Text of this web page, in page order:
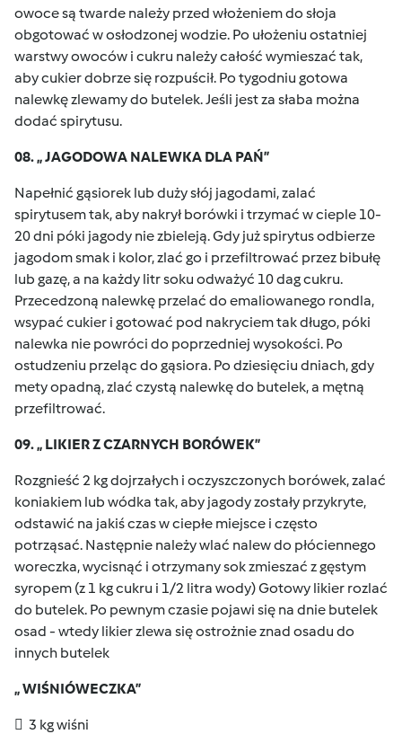
owoce są twarde należy przed włożeniem do słoja
obgotować w osłodzonej wodzie. Po ułożeniu ostatniej
warstwy owoców i cukru należy całość wymieszać tak,
aby cukier dobrze się rozpuścił. Po tygodniu gotowa
nalewkę zlewamy do butelek. Jeśli jest za słaba można
dodać spirytusu.
08. „ JAGODOWA NALEWKA DLA PAŃ”
Napełnić gąsiorek lub duży słój jagodami, zalać
spirytusem tak, aby nakrył borówki i trzymać w cieple 10-
20 dni póki jagody nie zbieleją. Gdy już spirytus odbierze
jagodom smak i kolor, zlać go i przefiltrować przez bibułę
lub gazę, a na każdy litr soku odważyć 10 dag cukru.
Przecedzoną nalewkę przelać do emaliowanego rondla,
wsypać cukier i gotować pod nakryciem tak długo, póki
nalewka nie powróci do poprzedniej wysokości. Po
ostudzeniu przeląc do gąsiora. Po dziesięciu dniach, gdy
mety opadną, zlać czystą nalewkę do butelek, a mętną
przefiltrować.
09. „ LIKIER Z CZARNYCH BORÓWEK”
Rozgnieść 2 kg dojrzałych i oczyszczonych borówek, zalać
koniakiem lub wódka tak, aby jagody zostały przykryte,
odstawić na jakiś czas w ciepłe miejsce i często
potrząsać. Następnie należy wlać nalew do płóciennego
woreczka, wycisnąć i otrzymany sok zmieszać z gęstym
syropem (z 1 kg cukru i 1/2 litra wody) Gotowy likier rozlać
do butelek. Po pewnym czasie pojawi się na dnie butelek
osad - wtedy likier zlewa się ostrożnie znad osadu do
innych butelek
„ WIŚNIÓWECZKA”
 3 kg wiśni